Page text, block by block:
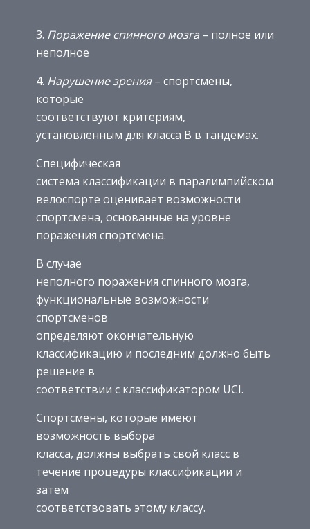
3. Поражение спинного мозга – полное или
неполное
4. Нарушение зрения– спортсмены,
которые
соответствуют критериям,
установленным для класса B в тандемах.
Специфическая
система классификации в паралимпийском
велоспорте оценивает возможности
спортсмена, основанные на уровне
поражения спортсмена.
В случае
неполного поражения спинного мозга,
функциональные возможности
спортсменов
определяют окончательную
классификацию и последним должно быть
решение в
соответствии с классификатором UCI.
Спортсмены, которые имеют
возможность выбора
класса, должны выбрать свой класс в
течение процедуры классификации и
затем
соответствовать этому классу.